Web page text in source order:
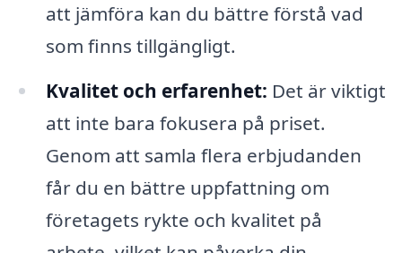
att jämföra kan du bättre förstå vad
som finns tillgängligt.
Kvalitet och erfarenhet: Det är viktigt
att inte bara fokusera på priset.
Genom att samla flera erbjudanden
får du en bättre uppfattning om
företagets rykte och kvalitet på